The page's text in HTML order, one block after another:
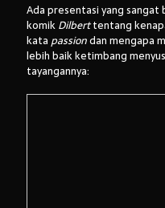
Ada presentasi yang sangat
komikDilberttentang
kata passiondan mengapa
lebih baik ketimbang
tayangannya: